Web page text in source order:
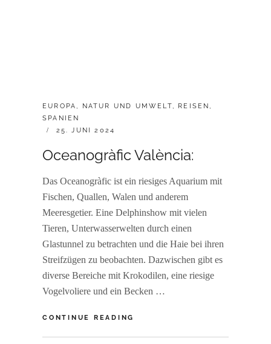
CATEGORIES:
EUROPA, NATUR UND UMWELT, REISEN,
SPANIEN
POSTED
25. JUNI 2024
Oceanogràfic València:
Das Oceanogràfic ist ein riesiges Aquarium mit
Fischen, Quallen, Walen und anderem
Meeresgetier. Eine Delphinshow mit vielen
Tieren, Unterwasserwelten durch einen
Glastunnel zu betrachten und die Haie bei ihren
Streifzügen zu beobachten. Dazwischen gibt es
diverse Bereiche mit Krokodilen, eine riesige
Vogelvoliere und ein Becken …
CONTINUE READING